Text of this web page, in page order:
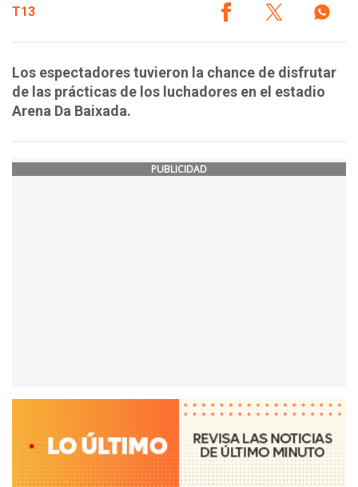
T13
Los espectadores tuvieron la chance de disfrutar
de las prácticas de los luchadores en el estadio
Arena Da Baixada.
PUBLICIDAD